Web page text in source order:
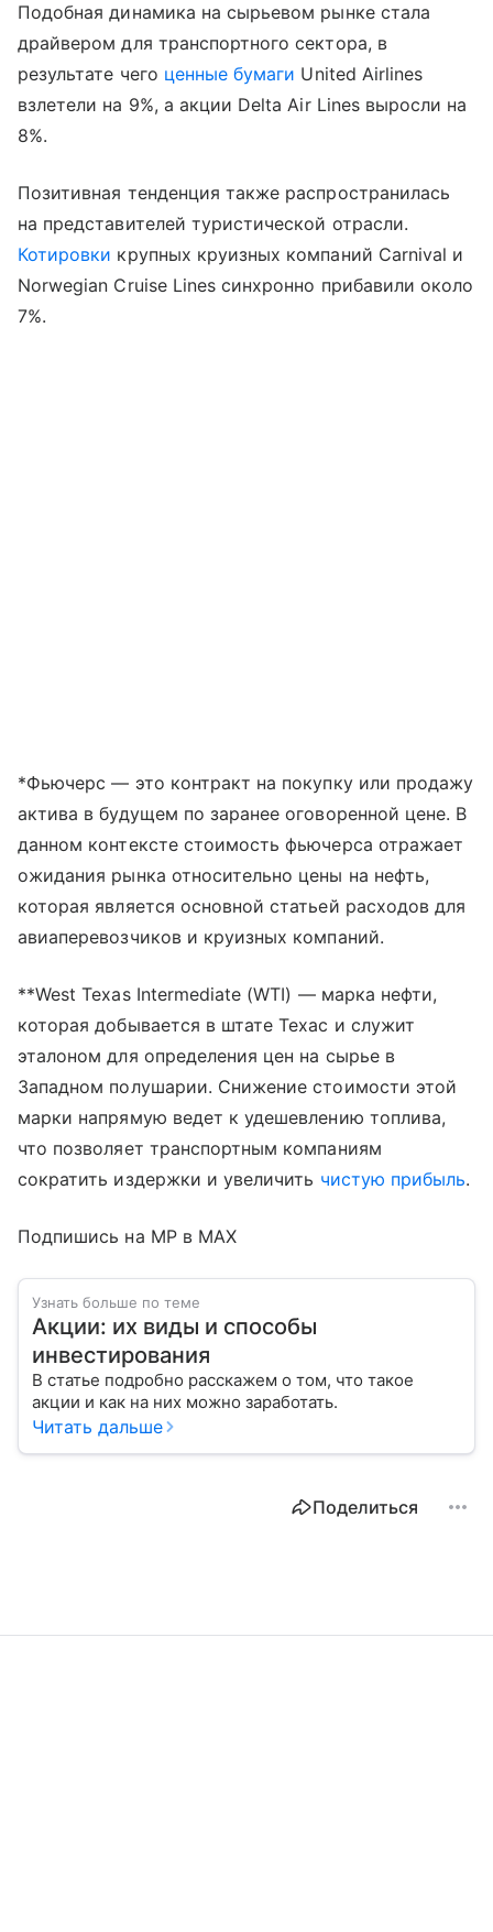
Подобная динамика на сырьевом рынке стала
драйвером для транспортного сектора, в
результате чего ценные бумаги United Airlines
взлетели на 9%, а акции Delta Air Lines выросли на
8%.
Позитивная тенденция также распространилась
на представителей туристической отрасли.
Котировки крупных круизных компаний Carnival и
Norwegian Cruise Lines синхронно прибавили около
7%.
*Фьючерс — это контракт на покупку или продажу
актива в будущем по заранее оговоренной цене. В
данном контексте стоимость фьючерса отражает
ожидания рынка относительно цены на нефть,
которая является основной статьей расходов для
авиаперевозчиков и круизных компаний.
**West Texas Intermediate (WTI) — марка нефти,
которая добывается в штате Техас и служит
эталоном для определения цен на сырье в
Западном полушарии. Снижение стоимости этой
марки напрямую ведет к удешевлению топлива,
что позволяет транспортным компаниям
сократить издержки и увеличить чистую прибыль.
Подпишись на MP в MAX
Узнать больше по теме
Акции: их виды и способы
инвестирования
В статье подробно расскажем о том, что такое
акции и как на них можно заработать.
Читать дальше
Поделиться